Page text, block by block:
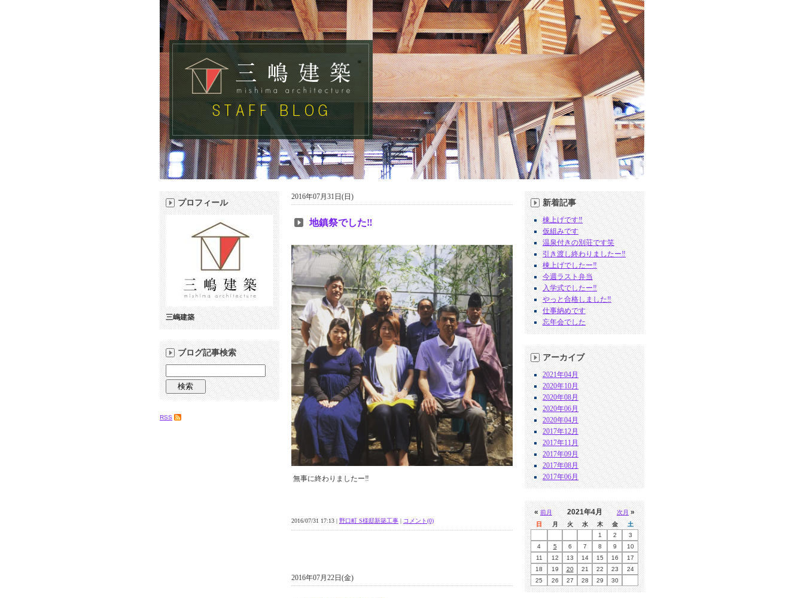
2016年07月31日(日)
地鎮祭でした‼︎
無事に終わりましたー‼︎
2016/07/31 17:13 | 野口町 S様邸新築工事 | コメント(0)
2016年07月22日(金)
プロフィール
三嶋建築
ブログ記事検索
RSS
新着記事
棟上げです‼︎
仮組みです
温泉付きの別荘です笑
引き渡し終わりましたー‼︎
棟上げでしたー‼︎
今週ラスト弁当
入学式でしたー‼︎
やっと合格しました‼︎
仕事納めです
忘年会でした
アーカイブ
2021年04月
2020年10月
2020年08月
2020年06月
2020年04月
2017年12月
2017年11月
2017年09月
2017年08月
2017年06月
«前月 次月»
2021年4月
日 月 火 水 木 金
土
1
2
3
4
5 6 7 8 9
10
11
12 13 14 15 16
17
18
19 20 21 22 23
24
25
26 27 28 29 30